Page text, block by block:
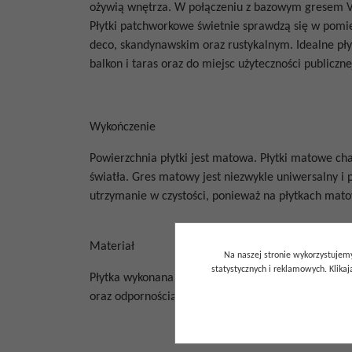
ożywią wnętrza. W połączeniu z bazowym gresem
Płytki patchworkowe świetnie sprawdzą się w
deco, skandynawskim oraz rustykalnym. Idealne
balkon i taras oraz do miejsc użyteczności
Wykończenie
Powierzchnia płytki jest matowa. Płytki matowe
światła. Gres matowy jest niezwykle uniwersalny i
utrzymanie w czystości, ponieważ na płytkach
Materiał
Płytka wykonana z wytrzymałego gresu
oraz odpornością na mróz. Dzięki niskiej
Na naszej stronie
statystycznych i reklamowych.